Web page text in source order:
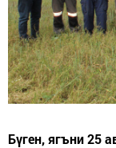
Бүген, ягъни 25